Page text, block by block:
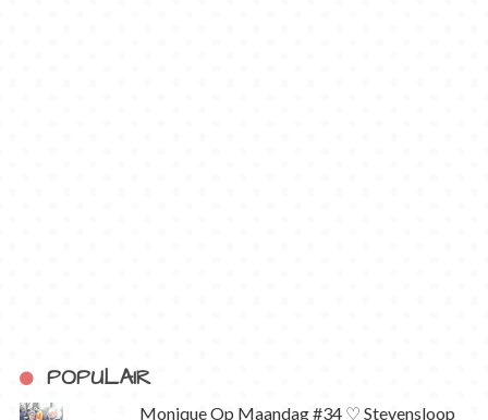
POPULAIR
Monique Op Maandag #34 ♡ Stevensloop